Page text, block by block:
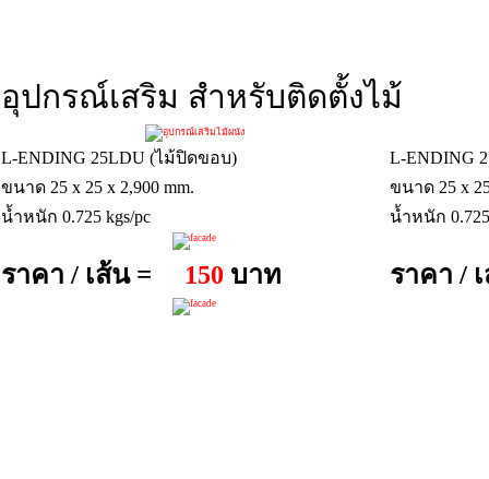
อุปกรณ์เสริม สำหรับติดตั้งไม้
L-ENDING 25LDU (ไม้ปิดขอบ)
L-ENDING
ขนาด 25 x 25 x 2,900 mm.
ขนาด 25 x
น้ำหนัก 0.725 kgs/pc
น้ำหนัก
ราคา / เส้น = 150 บาท ราคา /